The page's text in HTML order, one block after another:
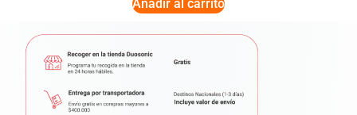
Añadir al carrito